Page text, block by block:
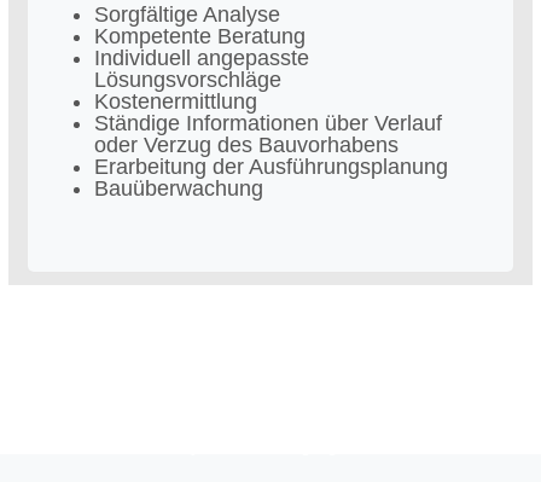
Sorgfältige Analyse
Kompetente Beratung
Individuell angepasste
Lösungsvorschläge
Kostenermittlung
Ständige Informationen über Verlauf
oder Verzug des Bauvorhabens
Erarbeitung der Ausführungsplanung
Bauüberwachung